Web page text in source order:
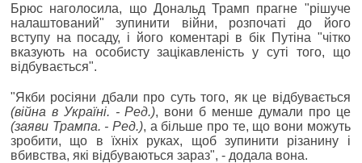
Брюс наголосила, що Дональд Трамп прагне "рішуче
налаштований" зупинити війни, розпочаті до його
вступу на посаду, і його коментарі в бік Путіна "чітко
вказують на особисту зацікавленість у суті того, що
відбувається".
"Якби росіяни дбали про суть того, як це відбувається
(війна в Україні. - Ред.), вони б менше думали про це
(заяви Трампа. - Ред.), а більше про те, що вони можуть
зробити, що в їхніх руках, щоб зупинити різанину і
вбивства, які відбуваються зараз", - додала вона.